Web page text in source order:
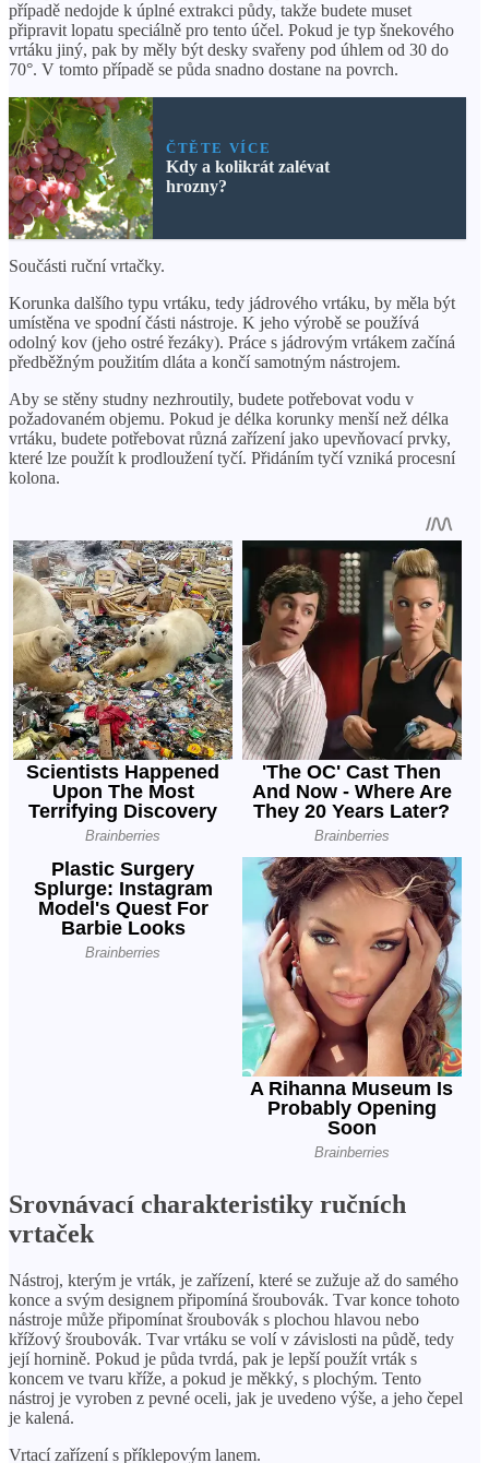
případě nedojde k úplné extrakci půdy, takže budete muset
připravit lopatu speciálně pro tento účel. Pokud je typ šnekového
vrtáku jiný, pak by měly být desky svařeny pod úhlem od 30 do
70°. V tomto případě se půda snadno dostane na povrch.
ČTĚTE VÍCE
Kdy a kolikrát zalévat
hrozny?
Součásti ruční vrtačky.
Korunka dalšího typu vrtáku, tedy jádrového vrtáku, by měla být
umístěna ve spodní části nástroje. K jeho výrobě se používá
odolný kov (jeho ostré řezáky). Práce s jádrovým vrtákem začíná
předběžným použitím dláta a končí samotným nástrojem.
Aby se stěny studny nezhroutily, budete potřebovat vodu v
požadovaném objemu. Pokud je délka korunky menší než délka
vrtáku, budete potřebovat různá zařízení jako upevňovací prvky,
které lze použít k prodloužení tyčí. Přidáním tyčí vzniká procesní
kolona.
Srovnávací charakteristiky ručních
vrtaček
Nástroj, kterým je vrták, je zařízení, které se zužuje až do samého
konce a svým designem připomíná šroubovák. Tvar konce tohoto
nástroje může připomínat šroubovák s plochou hlavou nebo
křížový šroubovák. Tvar vrtáku se volí v závislosti na půdě, tedy
její hornině. Pokud je půda tvrdá, pak je lepší použít vrták s
koncem ve tvaru kříže, a pokud je měkký, s plochým. Tento
nástroj je vyroben z pevné oceli, jak je uvedeno výše, a jeho čepel
je kalená.
Vrtací zařízení s příklepovým lanem.